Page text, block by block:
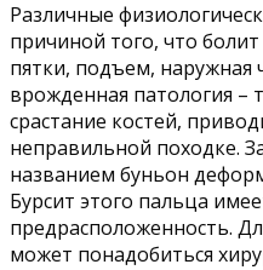
Различные
причиной того, что
пятки, подъем, наружная
врожденная патология –
срастание костей,
неправильной походке.
названием буньон
Бурсит этого пальца
предрасположенность.
может понадобиться